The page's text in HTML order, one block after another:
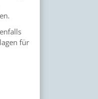
für